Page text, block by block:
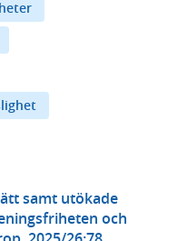
samt utökade
och